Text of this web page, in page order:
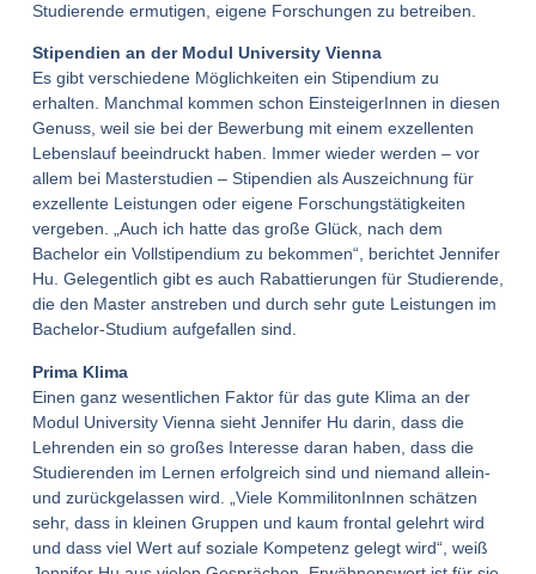
Studierende ermutigen, eigene Forschungen zu betreiben.
Stipendien an der Modul University Vienna
Es gibt verschiedene Möglichkeiten ein Stipendium zu
erhalten. Manchmal kommen schon EinsteigerInnen in diesen
Genuss, weil sie bei der Bewerbung mit einem exzellenten
Lebenslauf beeindruckt haben. Immer wieder werden – vor
allem bei Masterstudien – Stipendien als Auszeichnung für
exzellente Leistungen oder eigene Forschungstätigkeiten
vergeben. „Auch ich hatte das große Glück, nach dem
Bachelor ein Vollstipendium zu bekommen“, berichtet Jennifer
Hu. Gelegentlich gibt es auch Rabattierungen für Studierende,
die den Master anstreben und durch sehr gute Leistungen im
Bachelor-Studium aufgefallen sind.
Prima Klima
Einen ganz wesentlichen Faktor für das gute Klima an der
Modul University Vienna sieht Jennifer Hu darin, dass die
Lehrenden ein so großes Interesse daran haben, dass die
Studierenden im Lernen erfolgreich sind und niemand allein-
und zurückgelassen wird. „Viele KommilitonInnen schätzen
sehr, dass in kleinen Gruppen und kaum frontal gelehrt wird
und dass viel Wert auf soziale Kompetenz gelegt wird“, weiß